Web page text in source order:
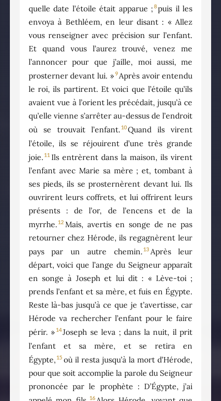
quelle date l’étoile était apparue ; 8puis il les
envoya à Bethléem, en leur disant : « Allez
vous renseigner avec précision sur l’enfant.
Et quand vous l’aurez trouvé, venez me
l’annoncer pour que j’aille, moi aussi, me
prosterner devant lui. »9Après avoir entendu
le roi, ils partirent. Et voici que l’étoile qu’ils
avaient vue à l’orient les précédait, jusqu’à ce
qu’elle vienne s’arrêter au-dessus de l’endroit
où se trouvait l’enfant. 10Quand ils virent
l’étoile, ils se réjouirent d’une très grande
joie. 11 Ils entrèrent dans la maison, ils virent
l’enfant avec Marie sa mère ; et, tombant à
ses pieds, ils se prosternèrent devant lui. Ils
ouvrirent leurs coffrets, et lui offrirent leurs
présents : de l’or, de l’encens et de la
myrrhe. 12 Mais, avertis en songe de ne pas
retourner chez Hérode, ils regagnèrent leur
pays par un autre chemin. 13 Après leur
départ, voici que l’ange du Seigneur apparaît
en songe à Joseph et lui dit : « Lève-toi ;
prends l’enfant et sa mère, et fuis en Égypte.
Reste là-bas jusqu’à ce que je t’avertisse, car
Hérode va rechercher l’enfant pour le faire
périr. » 14Joseph se leva ; dans la nuit, il prit
l’enfant et sa mère, et se retira en
Égypte, 15 où il resta jusqu’à la mort d’Hérode,
pour que soit accomplie la parole du Seigneur
prononcée par le prophète : D’Égypte, j’ai
16